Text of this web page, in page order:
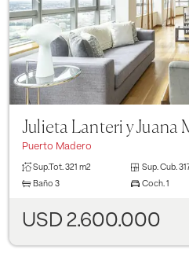
Julieta Lanteri y Juana
Puerto Madero
Sup.Tot. 321 m2 Sup. Cub.
Baño 3 Coch. 1
USD 2.600.000